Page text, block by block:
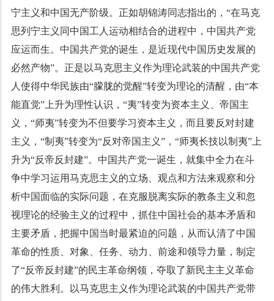
宁主义和中国无产阶级。正如胡锦涛同志指出的，“在马克
思列宁主义同中国工人运动相结合的进程中，中国共产党
应运而生。中国共产党的诞生，是近现代中国历史发展的
必然产物”。正是以马克思主义作为理论武装的中国共产党
人使得中华民族由“朦胧的觉醒”转变为理论的清醒，由“本
能直觉”上升为理性认识，“夷”转变为资本主义、帝国主
义，“师夷”转变为不但要学习资本主义，而且要反对封建
主义，“制夷”转变为“反对帝国主义”，“师夷长技以制夷”上
升为“反帝反封建”。中国共产党一诞生，就集中全力在斗
争中学习运用马克思主义的立场、观点和方法来观察和分
析中国面临的实际问题，在克服脱离实际的教条主义和忽
视理论的经验主义的过程中，抓住中国社会的基本矛盾和
主要矛盾，把握中国当时最紧迫的问题，从而认清了中国
革命的性质、对象、任务、动力、前途和领导力量，制定
了“反帝反封建”的民主革命纲领，夺取了新民主主义革命
的伟大胜利。以马克思主义作为理论武装的中国共产党带